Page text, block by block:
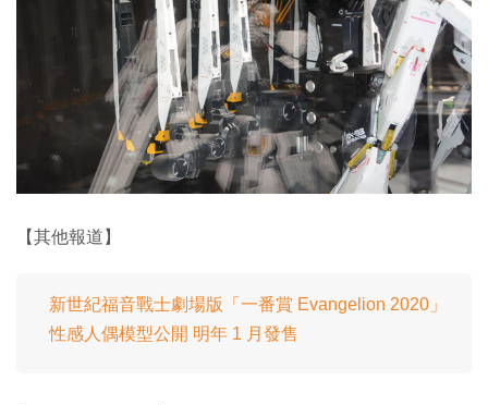
【其他報道】
新世紀福音戰士劇場版「一番賞 Evangelion 2020」
性感人偶模型公開 明年 1 月發售